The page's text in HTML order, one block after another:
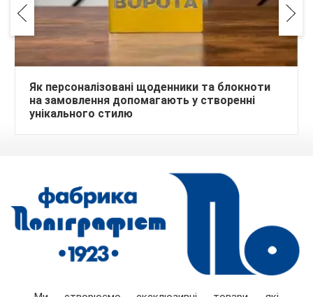
Як персоналізовані щоденники та блокноти
на замовлення допомагають у створенні
унікального стилю